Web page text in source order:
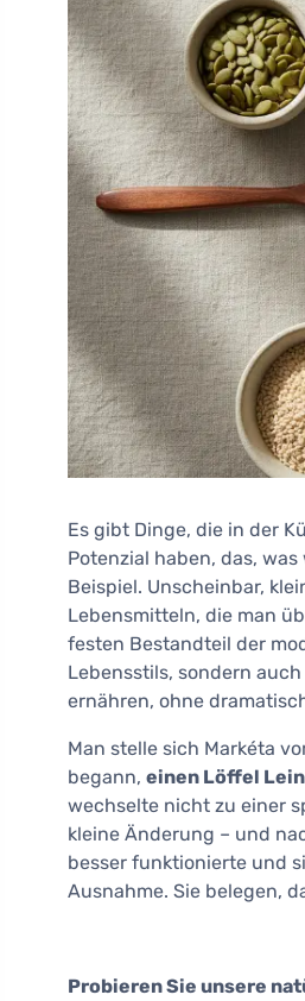
Es gibt Dinge, die in der
Potenzial haben, das,
Beispiel. Unscheinbar,
Lebensmitteln, die man
festen Bestandteil der
Lebensstils, sondern
ernähren, ohne
Man stelle sich Markéta
begann, einen Löffel
wechselte nicht zu einer
kleine Änderung – und
besser funktionierte und
Ausnahme. Sie belegen,
Probieren Sie unsere